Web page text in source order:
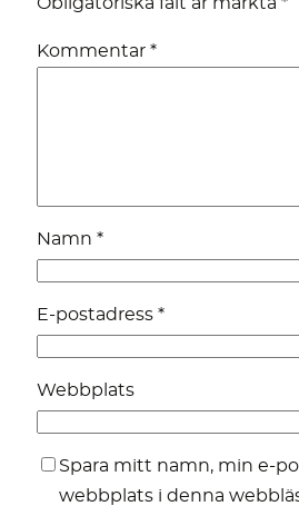
Kommentar *
Namn *
E-postadress *
Webbplats
Spara mitt namn, min e-
webbplats i denna